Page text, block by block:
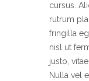
cursus.
rutrum
fringilla
nisl ut
justo,
Nulla vel